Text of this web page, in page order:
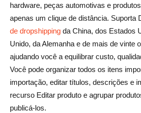
hardware, peças automotivas e
apenas um clique de distância. Suporta
de dropshipping da China, dos Estados
Unido, da Alemanha e de mais de vinte
ajudando você a equilibrar custo,
Você pode organizar todos os itens
importação, editar títulos, descrições e
recurso Editar produto e agrupar
publicá-los.